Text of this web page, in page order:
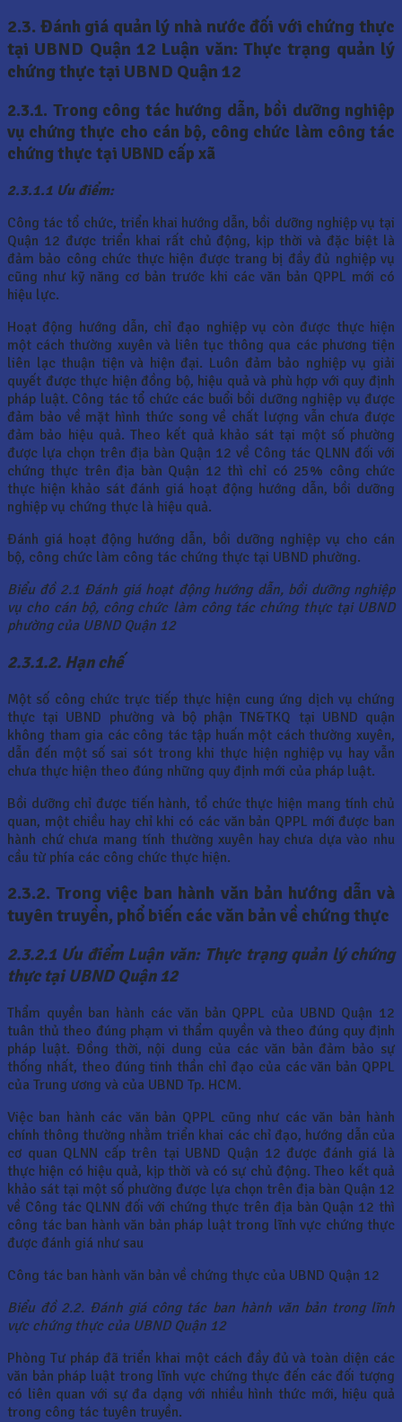
2.3. Đánh giá quản lý nhà nước đối với chứng thực
tại UBND Quận 12 Luận văn: Thực trạng quản lý
chứng thực tại UBND Quận 12
2.3.1. Trong công tác hướng dẫn, bồi dưỡng nghiệp
vụ chứng thực cho cán bộ, công chức làm công tác
chứng thực tại UBND cấp xã
2.3.1.1 Ưu điểm:
Công tác tổ chức, triển khai hướng dẫn, bồi dưỡng nghiệp vụ tại
Quận 12 được triển khai rất chủ động, kịp thời và đặc biệt là
đảm bảo công chức thực hiện được trang bị đầy đủ nghiệp vụ
cũng như kỹ năng cơ bản trước khi các văn bản QPPL mới có
hiệu lực.
Hoạt động hướng dẫn, chỉ đạo nghiệp vụ còn được thực hiện
một cách thường xuyên và liên tục thông qua các phương tiện
liên lạc thuận tiện và hiện đại. Luôn đảm bảo nghiệp vụ giải
quyết được thực hiện đồng bộ, hiệu quả và phù hợp với quy định
pháp luật. Công tác tổ chức các buổi bồi dưỡng nghiệp vụ được
đảm bảo về mặt hình thức song về chất lượng vẫn chưa được
đảm bảo hiệu quả. Theo kết quả khảo sát tại một số phường
được lựa chọn trên địa bàn Quận 12 về Công tác QLNN đối với
chứng thực trên địa bàn Quận 12 thì chỉ có 25% công chức
thực hiện khảo sát đánh giá hoạt động hướng dẫn, bồi dưỡng
nghiệp vụ chứng thực là hiệu quả.
Đánh giá hoạt động hướng dẫn, bồi dưỡng nghiệp vụ cho cán
bộ, công chức làm công tác chứng thực tại UBND phường.
Biểu đồ 2.1 Đánh giá hoạt động hướng dẫn, bồi dưỡng nghiệp
vụ cho cán bộ, công chức làm công tác chứng thực tại UBND
phường của UBND Quận 12
2.3.1.2. Hạn chế
Một số công chức trực tiếp thực hiện cung ứng dịch vụ chứng
thực tại UBND phường và bộ phận TN&TKQ tại UBND quận
không tham gia các công tác tập huấn một cách thường xuyên,
dẫn đến một số sai sót trong khi thực hiện nghiệp vụ hay vẫn
chưa thực hiện theo đúng những quy định mới của pháp luật.
Bồi dưỡng chỉ được tiến hành, tổ chức thực hiện mang tính chủ
quan, một chiều hay chỉ khi có các văn bản QPPL mới được ban
hành chứ chưa mang tính thường xuyên hay chưa dựa vào nhu
cầu từ phía các công chức thực hiện.
2.3.2. Trong việc ban hành văn bản hướng dẫn và
tuyên truyền, phổ biến các văn bản về chứng thực
2.3.2.1 Ưu điểm Luận văn: Thực trạng quản lý chứng
thực tại UBND Quận 12
Thẩm quyền ban hành các văn bản QPPL của UBND Quận 12
tuân thủ theo đúng phạm vi thẩm quyền và theo đúng quy định
pháp luật. Đồng thời, nội dung của các văn bản đảm bảo sự
thống nhất, theo đúng tinh thần chỉ đạo của các văn bản QPPL
của Trung ương và của UBND Tp. HCM.
Việc ban hành các văn bản QPPL cũng như các văn bản hành
chính thông thường nhằm triển khai các chỉ đạo, hướng dẫn của
cơ quan QLNN cấp trên tại UBND Quận 12 được đánh giá là
thực hiện có hiệu quả, kịp thời và có sự chủ động. Theo kết quả
khảo sát tại một số phường được lựa chọn trên địa bàn Quận 12
về Công tác QLNN đối với chứng thực trên địa bàn Quận 12 thì
công tác ban hành văn bản pháp luật trong lĩnh vực chứng thực
được đánh giá như sau
Công tác ban hành văn bản về chứng thực của UBND Quận 12
Biểu đồ 2.2. Đánh giá công tác ban hành văn bản trong lĩnh
vực chứng thực của UBND Quận 12
Phòng Tư pháp đã triển khai một cách đầy đủ và toàn diện các
văn bản pháp luật trong lĩnh vực chứng thực đến các đối tượng
có liên quan với sự đa dạng với nhiều hình thức mới, hiệu quả
trong công tác tuyên truyền.